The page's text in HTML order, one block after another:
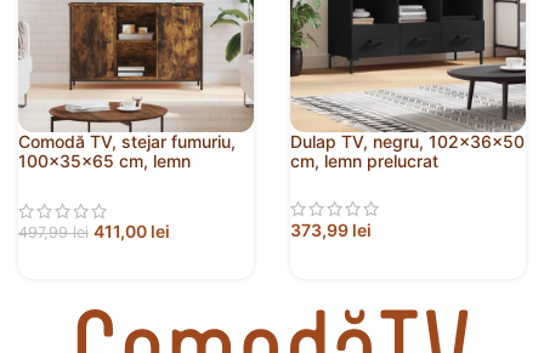
Comodă TV, stejar fumuriu,
100x35x65 cm, lemn
497,99lei 411,00 lei
Dulap TV, negru, 102x36x50
cm, lemn prelucrat
373,99 lei